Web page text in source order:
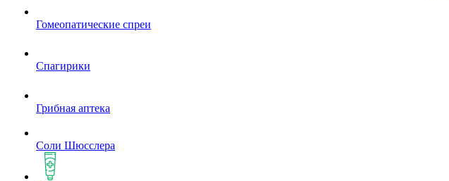
Гомеопатические спреи
Спагирики
Грибная аптека
Соли Шюсслера